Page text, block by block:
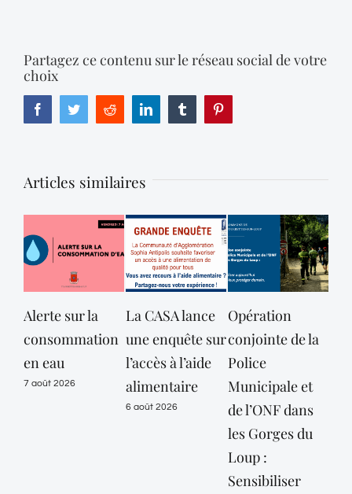
Partagez ce contenu sur le réseau social de votre
choix
FacebookTwitterReddit LinkedIn Tumblr
Articles similaires
Alerte sur la
consommation
en eau
7 août 2026
La CASA lance
une enquête sur
l’accès à l’aide
alimentaire
6 août 2026
Opération
conjointe de la
Police
Municipale et
de l’ONF dans
les Gorges du
Loup :
Sensibiliser